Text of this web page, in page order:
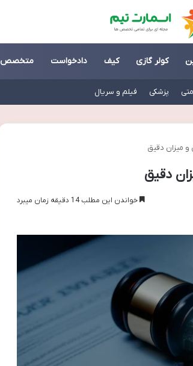
کولر گازی کیف دادخواست متخصص
پزشکی فیلم و سریال
و میزان دقیق
دقیق
خواندن این مطلب 14 دقیقه زمان میبرد